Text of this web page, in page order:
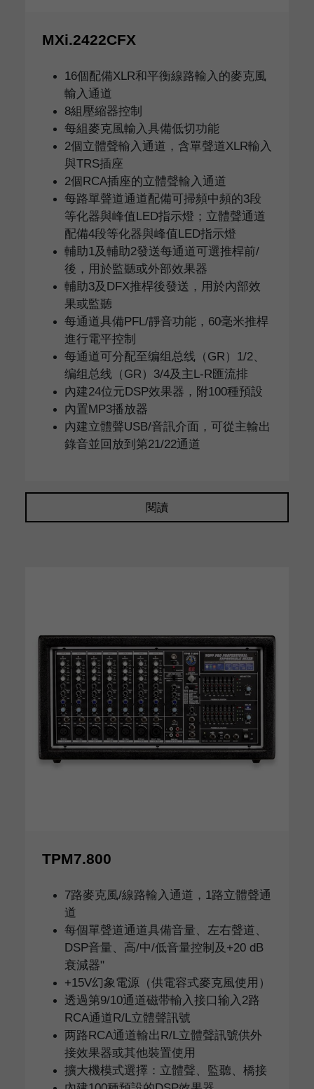
MXi.2422CFX
16個配備XLR和平衡線路輸入的麥克風
輸入通道
8組壓縮器控制
每組麥克風輸入具備低切功能
2個立體聲輸入通道，含單聲道XLR輸入
與TRS插座
2個RCA插座的立體聲輸入通道
每路單聲道通道配備可掃頻中頻的3段
等化器與峰值LED指示燈；立體聲通道
配備4段等化器與峰值LED指示燈
輔助1及輔助2發送每通道可選推桿前/
後，用於監聽或外部效果器
輔助3及DFX推桿後發送，用於內部效
果或監聽
每通道具備PFL/靜音功能，60毫米推桿
進行電平控制
每通道可分配至编组总线（GR）1/2、
编组总线（GR）3/4及主L-R匯流排
內建24位元DSP效果器，附100種預設
內置MP3播放器
內建立體聲USB/音訊介面，可從主輸出
錄音並回放到第21/22通道
閱讀
TPM7.800
7路麥克風/線路輸入通道，1路立體聲通
道
每個單聲道通道具備音量、左右聲道、
DSP音量、高/中/低音量控制及+20 dB
衰減器"
+15V幻象電源（供電容式麥克風使用）
透過第9/10通道磁带輸入接口输入2路
RCA通道R/L立體聲訊號
两路RCA通道輸出R/L立體聲訊號供外
接效果器或其他裝置使用
擴大機模式選擇：立體聲、監聽、橋接